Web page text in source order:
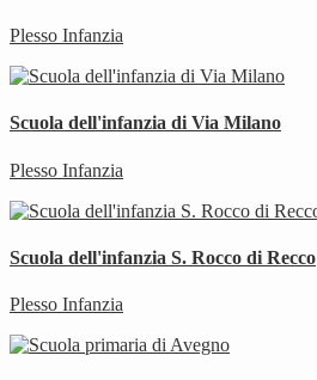
Plesso Infanzia
Scuola dell'infanzia di Via Milano
Plesso Infanzia
Scuola dell'infanzia S. Rocco di Recco
Plesso Infanzia